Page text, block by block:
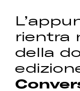
rientra
della